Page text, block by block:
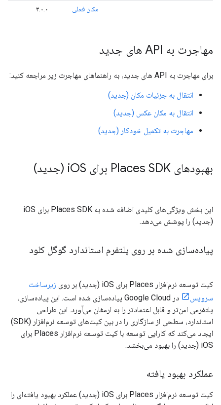
مکان فعلی ۳.۰.۰
مهاجرت به API های جدید
برای مهاجرت به API های جدید، به راهنماهای مهاجرت زیر مراجعه کنید:
انتقال به جزئیات مکان (جدید)
انتقال به مکان عکس (جدید)
مهاجرت به تکمیل خودکار (جدید)
بهبودهای Places SDK برای i OS (جدید)
این بخش ویژگی‌های کلیدی اضافه شده به Places SDK برای iOS
(جدید) را پوشش می‌دهد.
پیاده‌سازی شده بر روی پلتفرم استاندارد گوگل کلود
کیت توسعه نرم‌افزار Places برای iOS (جدید) بر روی
زیرساخت
سرویس
در Google Cloud پیاده‌سازی شده است. این پیاده‌سازی،
پلتفرمی امن‌تر و قابل اعتمادتر را به ارمغان می‌آورد. این طراحی
استاندارد، سطحی از سازگاری را در بین کیت‌های توسعه نرم‌افزار (SDK)
ایجاد می‌کند که کارایی توسعه با کیت توسعه نرم‌افزار Places برای
iOS (جدید) را بهبود می‌بخشد.
عملکرد بهبود یافته
کیت توسعه نرم‌افزار Places برای iOS (جدید) عملکرد بهبود یافته‌ای را